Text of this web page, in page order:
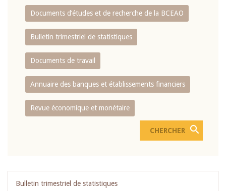
Documents d’études et de recherche de la BCEAO
Bulletin trimestriel de statistiques
Documents de travail
Annuaire des banques et établissements financiers
Revue économique et monétaire
Bulletin trimestriel de statistiques